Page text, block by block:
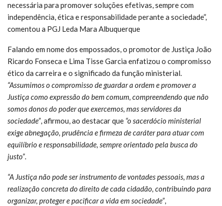
necessária para promover soluções efetivas, sempre com
independência, ética e responsabilidade perante a sociedade”,
comentou a PGJ Leda Mara Albuquerque
Falando em nome dos empossados, o promotor de Justiça João
Ricardo Fonseca e Lima Tisse Garcia enfatizou o compromisso
ético da carreira e o significado da função ministerial.
“Assumimos o compromisso de guardar a ordem e promover a
Justiça como expressão do bem comum, compreendendo que não
somos donos do poder que exercemos, mas servidores da
sociedade”, afirmou, ao destacar que “o sacerdócio ministerial
exige abnegação, prudência e firmeza de caráter para atuar com
equilíbrio e responsabilidade, sempre orientado pela busca do
justo”.
“A Justiça não pode ser instrumento de vontades pessoais, mas a
realização concreta do direito de cada cidadão, contribuindo para
organizar, proteger e pacificar a vida em sociedade”,